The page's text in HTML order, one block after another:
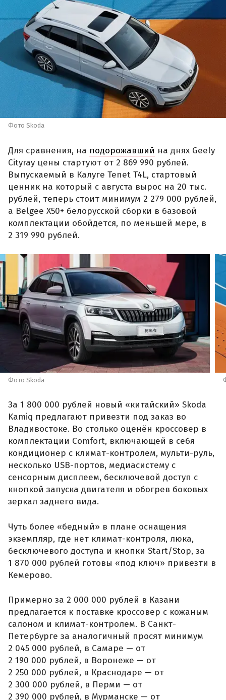
Фото Skoda
Для сравнения, на подорожавший на днях Geely
Cityray цены стартуют от 2 869 990 рублей.
Выпускаемый в Калуге Tenet T4L, стартовый
ценник на который с августа вырос на 20 тыс.
рублей, теперь стоит минимум 2 279 000 рублей,
а Belgee X50+ белорусской сборки в базовой
комплектации обойдется, по меньшей мере, в
2 319 990 рублей.
Фото Skoda
За 1 800 000 рублей новый «китайский» Skoda
Kamiq предлагают привезти под заказ во
Владивостоке. Во столько оценён кроссовер в
комплектации Comfort, включающей в себя
кондиционер с климат-контролем, мульти-руль,
несколько USB-портов, медиасистему с
сенсорным дисплеем, бесключевой доступ с
кнопкой запуска двигателя и обогрев боковых
зеркал заднего вида.
Чуть более «бедный» в плане оснащения
экземпляр, где нет климат-контроля, люка,
бесключевого доступа и кнопки Start/Stop, за
1 870 000 рублей готовы «под ключ» привезти в
Кемерово.
Примерно за 2 000 000 рублей в Казани
предлагается к поставке кроссовер с кожаным
салоном и климат-контролем. В Санкт-
Петербурге за аналогичный просят минимум
2 045 000 рублей, в Самаре — от
2 190 000 рублей, в Воронеже — от
2 250 000 рублей, в Краснодаре — от
2 300 000 рублей, в Перми — от
2 390 000 рублей, в Мурманске — от